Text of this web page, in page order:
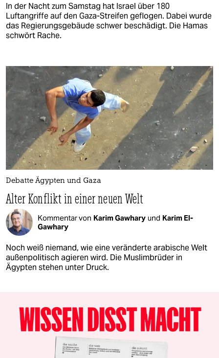
In der Nacht zum Samstag hat Israel über 180
Luftangriffe auf den Gaza-Streifen geflogen. Dabei wurde
das Regierungsgebäude schwer beschädigt. Die Hamas
schwört Rache.
Debatte Ägypten und Gaza
Alter Konflikt in einer neuen Welt
Kommentar von Karim Gawhary und Karim El-
Gawhary
Noch weiß niemand, wie eine veränderte arabische Welt
außenpolitisch agieren wird. Die Muslimbrüder in
Ägypten stehen unter Druck.